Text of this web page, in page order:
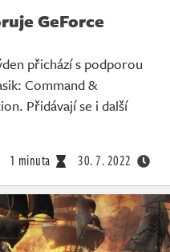
GeForce
přichází s podporou
Command &
Přidávají se i další
1 minuta 30. 7. 2022